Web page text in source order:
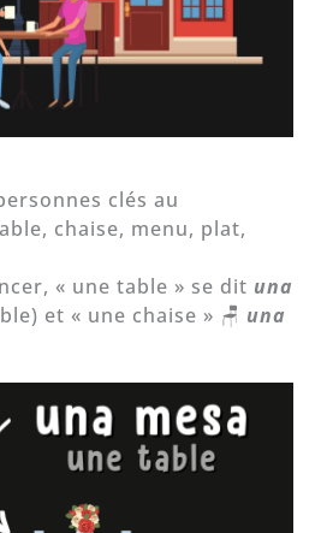
clés au
chaise, menu, plat,
« une table » se dit una
et « une chaise » 🪑 una